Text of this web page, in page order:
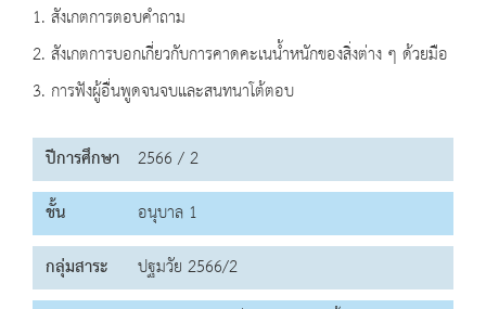
1. สังเกตการตอบคำถาม
2. สังเกตการบอกเกี่ยวกับการคาดคะเนน้ำหนักของสิ่งต่าง ๆ ด้วยมือ
3. การฟังผู้อื่นพูดจนจบและสนทนาโต้ตอบ
ปีการศึกษา 2566 / 2
ชั้น
อนุบาล 1
กลุ่มสาระ
ปฐมวัย 2566/2